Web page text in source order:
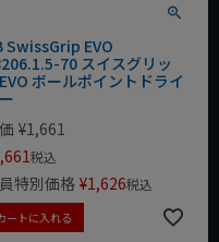
SwissGrip EVO
70 スイスグリッ
ボールポイントドライ
¥1,661
税込
特別価格¥1,626税込
ートに入れる